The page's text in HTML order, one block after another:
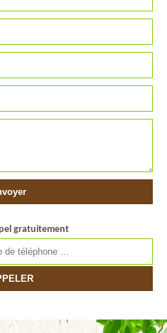
gratuitement